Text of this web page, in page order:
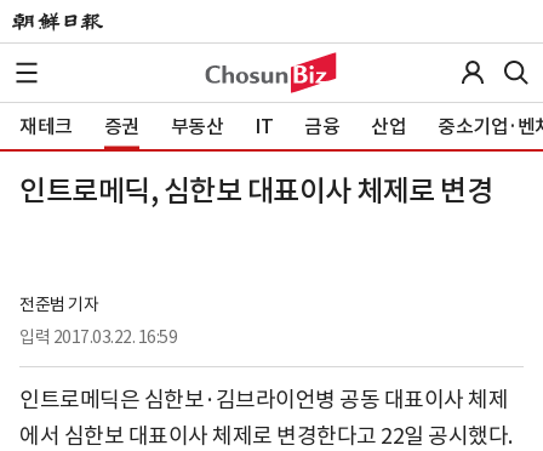
재테크 증권 부동산 IT 금융 산업 중소기업·벤
인트로메딕, 심한보 대표이사 체제로 변경
전준범 기자
입력 2017.03.22. 16:59
인트로메딕은 심한보·김브라이언병 공동 대표이사 체제
에서 심한보 대표이사 체제로 변경한다고 22일 공시했다.